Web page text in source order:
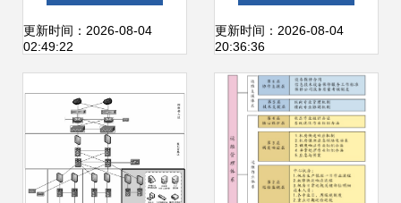
核心理念与系统运
更新时间：2026-08-04
02:49:22
行维护服务
更新时间：2026-08-04
20:36:36